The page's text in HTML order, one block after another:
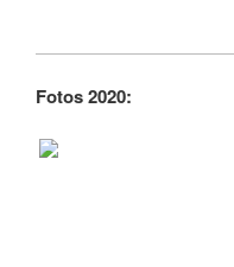
Fotos 2020: